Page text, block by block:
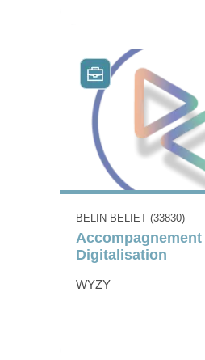
BELIN BELIET (33830)
Accompagnement
Digitalisation
WYZY